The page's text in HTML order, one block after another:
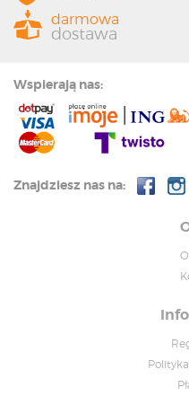
darmowa
dostawa
Wspierają nas:
Znajdziesz nas na: